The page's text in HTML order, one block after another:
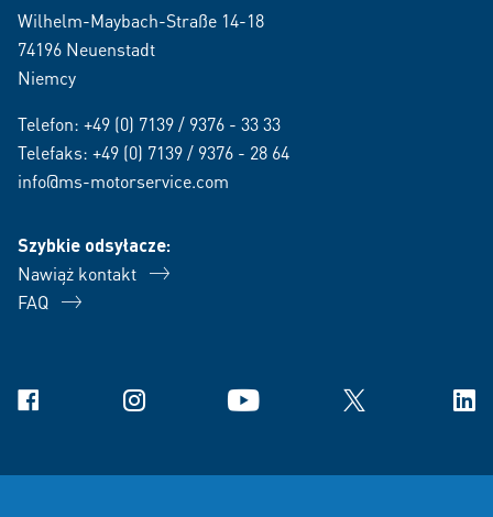
Wilhelm-Maybach-Straße 14-18
74196 Neuenstadt
Niemcy
Telefon: +49 (0) 7139 / 9376 - 33 33
Telefaks: +49 (0) 7139 / 9376 - 28 64
info@ms-motorservice.com
Szybkie odsyłacze:
Nawiąż kontakt
FAQ
Facebook Instagram YouTube X